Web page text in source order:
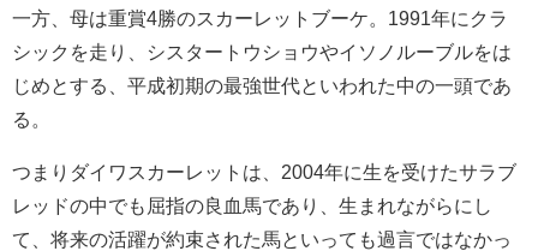
一方、母は重賞4勝のスカーレットブーケ。1991年にクラ
シックを走り、シスタートウショウやイソノルーブルをは
じめとする、平成初期の最強世代といわれた中の一頭であ
る。
つまりダイワスカーレットは、2004年に生を受けたサラブ
レッドの中でも屈指の良血馬であり、生まれながらにし
て、将来の活躍が約束された馬といっても過言ではなかっ